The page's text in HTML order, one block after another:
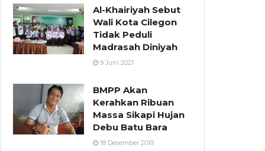
Al-Khairiyah Sebut
Wali Kota Cilegon
Tidak Peduli
Madrasah Diniyah
9 Juni 2021
BMPP Akan
Kerahkan Ribuan
Massa Sikapi Hujan
Debu Batu Bara
18 Desember 2019